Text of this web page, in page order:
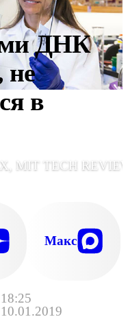
18:25
10.01.2019
ДНК
не
в
MIT TECH
Макс